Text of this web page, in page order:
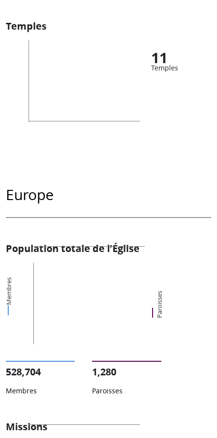
Temples
11
Temples
Europe
Population totale de l’Église
Membres Paroisses
528,704
Membres
1,280
Paroisses
Missions